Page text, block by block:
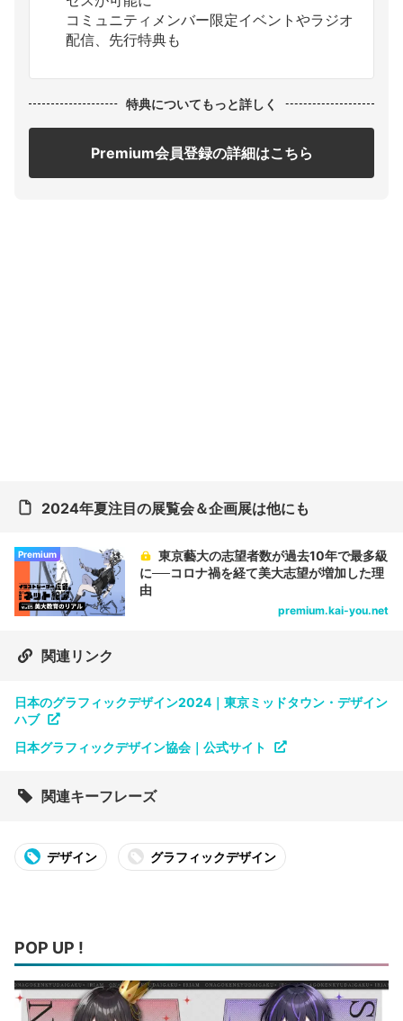
コミュニティメンバー限定イベントやラジオ
配信、先行特典も
特典についてもっと詳しく
Premium会員登録の詳細はこちら
2024年夏注目の展覧会＆企画展は他にも
Premium
東京藝大の志望者数が過去10年で最多級
に──コロナ禍を経て美大志望が増加した理
由
premium.kai-you.net
関連リンク
日本のグラフィックデザイン2024｜東京ミッドタウン・デザイン
ハブ
日本グラフィックデザイン協会｜公式サイト
関連キーフレーズ
デザイン グラフィックデザイン
POP UP !